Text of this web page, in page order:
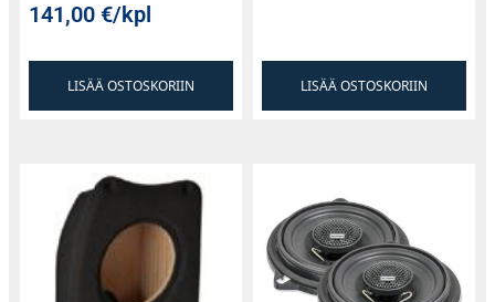
141,00€/kpl
LISÄÄ OSTOSKORIIN LISÄÄ OSTOSKORIIN